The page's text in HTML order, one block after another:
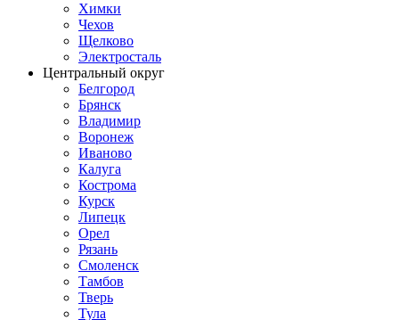
Химки
Чехов
Щелково
Электросталь
Центральный округ
Белгород
Брянск
Владимир
Воронеж
Иваново
Калуга
Кострома
Курск
Липецк
Орел
Рязань
Смоленск
Тамбов
Тверь
Тула